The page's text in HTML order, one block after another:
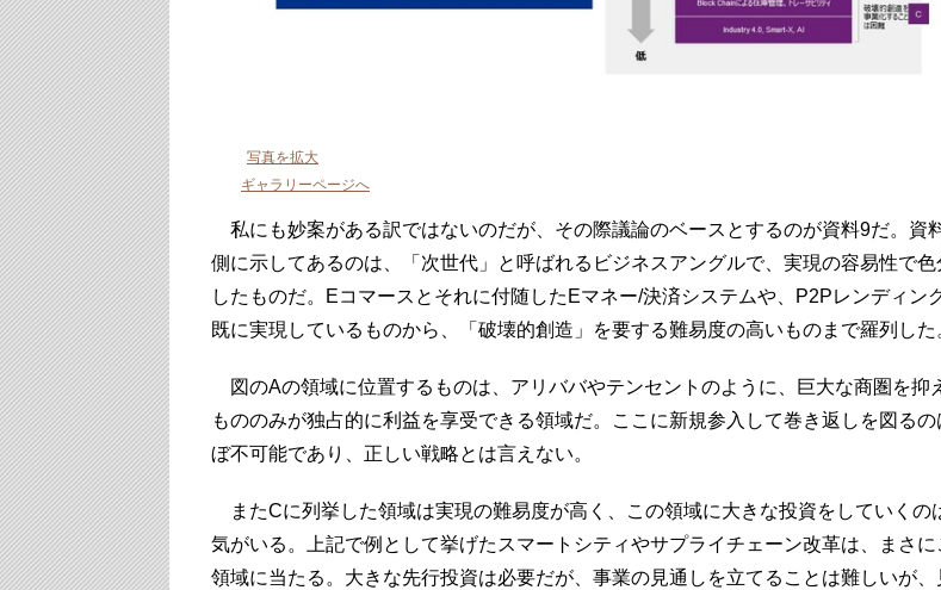
写真を拡大
ギャラリーページへ
私にも妙案がある訳ではないのだが、その際議論のベースとするのが資料9だ。資
側に示してあるのは、「次世代」と呼ばれるビジネスアングルで、実現の容易性で色
したものだ。Eコマースとそれに付随したEマネー/決済システムや、P2Pレンディン
既に実現しているものから、「破壊的創造」を要する難易度の高いものまで羅列した
図のAの領域に位置するものは、アリババやテンセントのように、巨大な商圏を抑
もののみが独占的に利益を享受できる領域だ。ここに新規参入して巻き返しを図るの
ぼ不可能であり、正しい戦略とは言えない。
またCに列挙した領域は実現の難易度が高く、この領域に大きな投資をしていくの
気がいる。上記で例として挙げたスマートシティやサプライチェーン改革は、まさに
領域に当たる。大きな先行投資は必要だが、事業の見通しを立てることは難しいが、